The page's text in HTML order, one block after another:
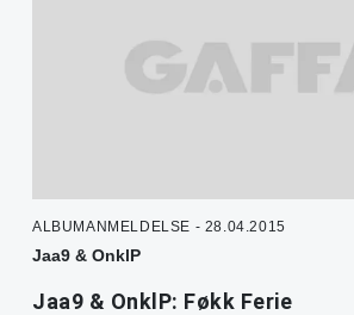
ALBUMANMELDELSE - 28.04.2015
Jaa9 & OnklP
Jaa9 & OnklP: Føkk Ferie